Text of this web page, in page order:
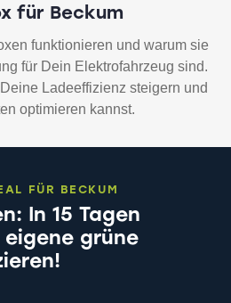
für Beckum
funktionieren und warum sie
für Dein Elektrofahrzeug sind.
Ladeeffizienz steigern und
optimieren kannst.
FÜR BECKUM
In 15 Tagen
grüne